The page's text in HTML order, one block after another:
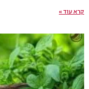
קרא עוד »